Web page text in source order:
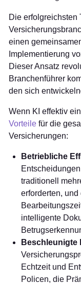
Die erfolgreichsten
einen
Implementierung
Dieser Ansatz
Branchenführer
den sich
Wenn KI effektiv
Vorteile für die
Versicherungen:
Betriebliche
traditionell
erforderten,
intelligente
Beschleunigte
Echtzeit und
Policen, die